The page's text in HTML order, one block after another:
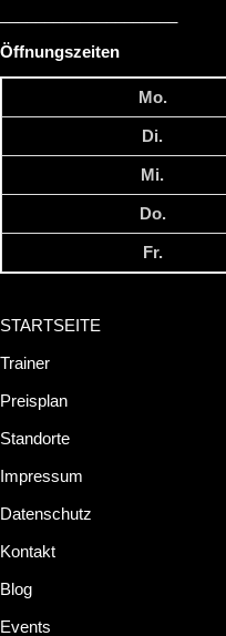
Öffnungszeiten
Mo.
Di.
Mi.
Do.
Fr.
STARTSEITE
Trainer
Preisplan
Standorte
Impressum
Datenschutz
Kontakt
Blog
Events